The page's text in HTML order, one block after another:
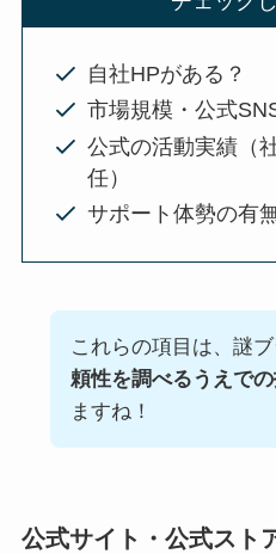
自社HPがある？
市場規模・公式
公式の活動実績（
任）
サポート体勢の有
これらの項目は、謎
頼性を調べるうえで
ますね！
公式サイト・公式スト